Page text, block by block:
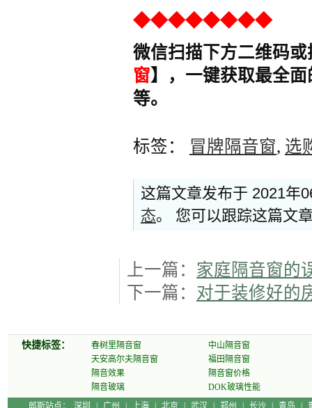
◆◆◆◆◆◆◆◆
微信扫描下方二维码
窗】，一键获取最全
等。
标签： 冒牌隔音窗, 选
这篇文章发布于 2021年
态。 您可以跟踪这篇文
上一篇： 家庭隔音窗的
下一篇： 对于装修好的
快捷标签： 春树里隔音窗
中山隔音窗
天安高尔夫隔音窗
福田隔音窗
隔音效果
隔音窗价格
隔音玻璃
DOK玻璃性能
郎斯站点：
深圳 广州 上海 北京 武汉 郑州 长沙 青岛